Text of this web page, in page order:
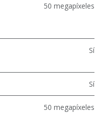
50 megapíxeles
Sí
Sí
50 megapíxeles